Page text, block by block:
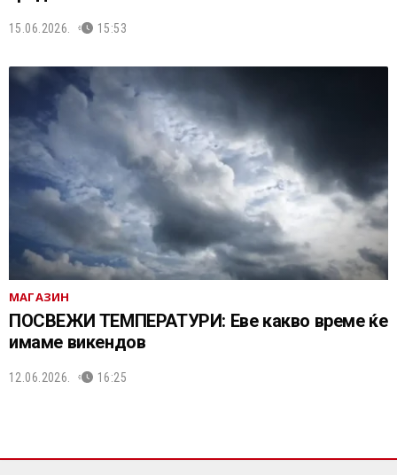
15.06.2026. 15:53
МАГАЗИН
ПОСВЕЖИ ТЕМПЕРАТУРИ: Еве какво време ќе
имаме викендов
12.06.2026. 16:25